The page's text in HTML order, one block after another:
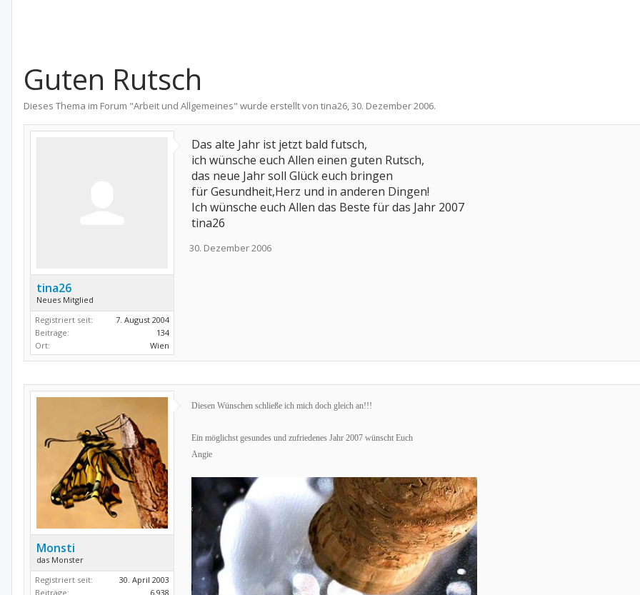
Guten Rutsch
Dieses Thema im Forum "Arbeit und Allgemeines" wurde erstellt von tina26,30. Dezember 2006.
tina26
Neues Mitglied
Registriert seit:
7. August 2004
Beiträge:
134
Ort:
Wien
Das alte Jahr ist jetzt bald futsch,
ich wünsche euch Allen einen guten Rutsch,
das neue Jahr soll Glück euch bringen
für Gesundheit,Herz und in anderen Dingen!
Ich wünsche euch Allen das Beste für das Jahr 2007
tina26
30. Dezember 2006
Monsti
das Monster
Registriert seit:
30. April 2003
Beiträge:
6.938
Diesen Wünschen schließe ich mich doch gleich an!!!
Ein möglichst gesundes und zufriedenes Jahr 2007 wünscht Euch
Angie